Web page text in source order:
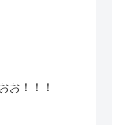
お！！！